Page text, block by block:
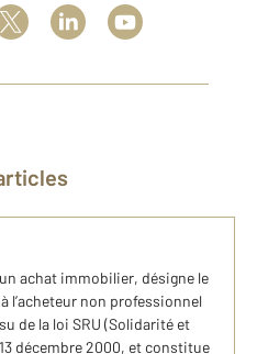
achat immobilier, désigne le
l’acheteur non professionnel
de la loi SRU (Solidarité et
décembre 2000, et constitue